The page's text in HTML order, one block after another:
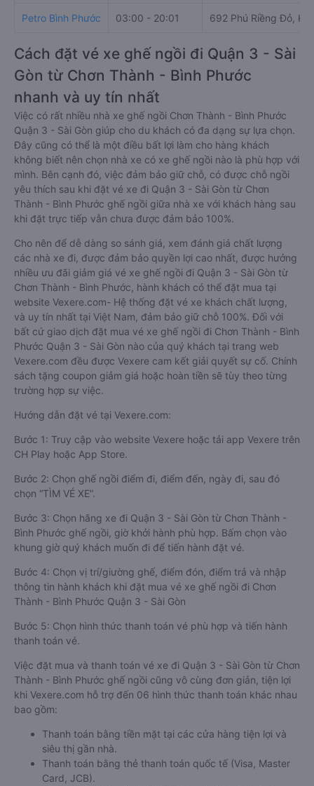
Petro Bình Phước 03:00 - 20:01 692 Phú Riềng Đỏ, KP
Cách đặt vé xe ghế ngồi đi Quận 3 - Sài
Gòn từ Chơn Thành - Bình Phước
nhanh và uy tín nhất
Việc có rất nhiều nhà xe ghế ngồi Chơn Thành - Bình Phước
Quận 3 - Sài Gòn giúp cho du khách có đa dạng sự lựa chọn.
Đây cũng có thể là một điều bất lợi làm cho hàng khách
không biết nên chọn nhà xe có xe ghế ngồi nào là phù hợp với
mình. Bên cạnh đó, việc đảm bảo giữ chỗ, có được chỗ ngồi
yêu thích sau khi đặt vé xe đi Quận 3 - Sài Gòn từ Chơn
Thành - Bình Phước ghế ngồi giữa nhà xe với khách hàng sau
khi đặt trực tiếp vẫn chưa được đảm bảo 100%.
Cho nên để dễ dàng so sánh giá, xem đánh giá chất lượng
các nhà xe đi, được đảm bảo quyền lợi cao nhất, được hưởng
nhiều ưu đãi giảm giá vé xe ghế ngồi đi Quận 3 - Sài Gòn từ
Chơn Thành - Bình Phước, hành khách có thể đặt mua tại
website Vexere.com- Hệ thống đặt vé xe khách chất lượng,
và uy tín nhất tại Việt Nam, đảm bảo giữ chỗ 100%. Đối với
bất cứ giao dịch đặt mua vé xe ghế ngồi đi Chơn Thành - Bình
Phước Quận 3 - Sài Gòn nào của quý khách tại trang web
Vexere.com đều được Vexere cam kết giải quyết sự cố. Chính
sách tặng coupon giảm giá hoặc hoàn tiền sẽ tùy theo từng
trường hợp sự việc.
Hướng dẫn đặt vé tại Vexere.com:
Bước 1: Truy cập vào website Vexere hoặc tải app Vexere trên
CH Play hoặc App Store.
Bước 2: Chọn ghế ngồi điểm đi, điểm đến, ngày đi, sau đó
chọn “TÌM VÉ XE”.
Bước 3: Chọn hãng xe đi Quận 3 - Sài Gòn từ Chơn Thành -
Bình Phước ghế ngồi, giờ khởi hành phù hợp. Bấm chọn vào
khung giờ quý khách muốn đi để tiến hành đặt vé.
Bước 4: Chọn vị trí/giường ghế, điểm đón, điểm trả và nhập
thông tin hành khách khi đặt mua vé xe ghế ngồi đi Chơn
Thành - Bình Phước Quận 3 - Sài Gòn
Bước 5: Chọn hình thức thanh toán vé phù hợp và tiến hành
thanh toán vé.
Việc đặt mua và thanh toán vé xe đi Quận 3 - Sài Gòn từ Chơn
Thành - Bình Phước ghế ngồi cũng vô cùng đơn giản, tiện lợi
khi Vexere.com hỗ trợ đến 06 hình thức thanh toán khác nhau
bao gồm:
Thanh toán bằng tiền mặt tại các cửa hàng tiện lợi và
siêu thị gần nhà.
Thanh toán bằng thẻ thanh toán quốc tế (Visa, Master
Card, JCB).